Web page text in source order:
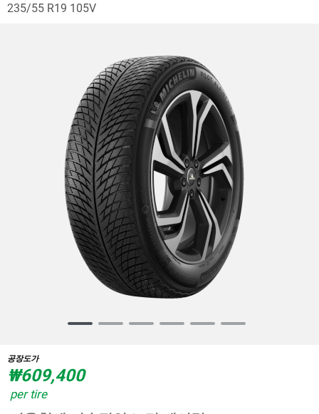
235/55 R19 105V
of
6
공장도가
₩609,400
per tire